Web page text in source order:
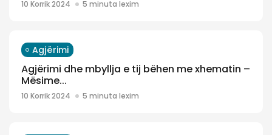
10 Korrik 2024 5 minuta lexim
Agjërimi
Agjërimi dhe mbyllja e tij bëhen me xhematin –
Mësime...
10 Korrik 2024 5 minuta lexim